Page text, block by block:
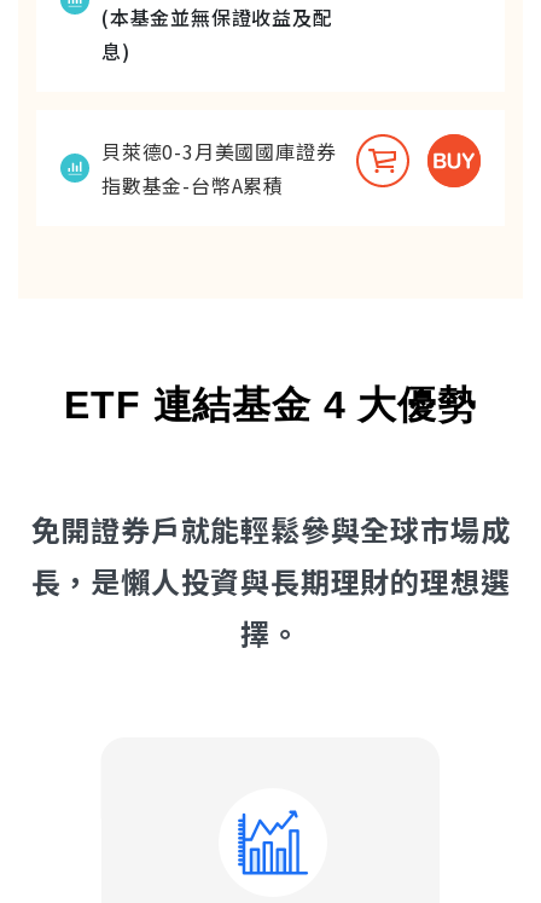
(本基金並無保證收益及配
息)
貝萊德0-3月美國國庫證券
指數基金-台幣A累積
ETF 連結基金 4 大優勢
免開證券戶就能輕鬆參與全球市場成
長，是懶人投資與長期理財的理想選
擇。